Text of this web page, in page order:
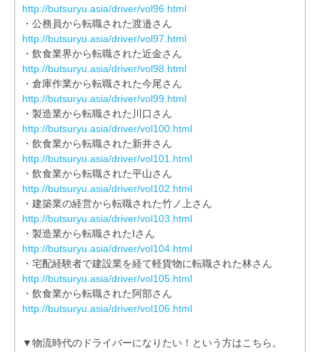
http://butsuryu.asia/driver/vol96.html
・公務員から転職された渡邉さん
http://butsuryu.asia/driver/vol97.html
・飲食業界から転職された近金さん
http://butsuryu.asia/driver/vol98.html
・倉庫作業から転職された今尾さん
http://butsuryu.asia/driver/vol99.html
・製造業から転職された川口さん
http://butsuryu.asia/driver/vol100.html
・飲食業から転職された新井さん
http://butsuryu.asia/driver/vol101.html
・飲食業から転職された平山さん
http://butsuryu.asia/driver/vol102.html
・建築業の経営から転職された竹ノ上さん
http://butsuryu.asia/driver/vol103.html
・製造業から転職されたIさん
http://butsuryu.asia/driver/vol104.html
・宅配経験者で建設業を経て軽貨物に転職された林さん
http://butsuryu.asia/driver/vol105.html
・飲食業から転職された阿部さん
http://butsuryu.asia/driver/vol106.html
▼物流時代のドライバーになりたい！という方はこちら。